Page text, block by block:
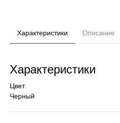
Характеристики Описание
Характеристики
Цвет
Черный